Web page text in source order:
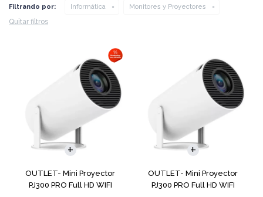
Filtrando por: Informática Monitores y Proyectores
Quitar filtros
OUTLET- Mini Proyector
PJ300 PRO Full HD WIFI
OUTLET- Mini Proyector
PJ300 PRO Full HD WIFI